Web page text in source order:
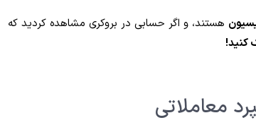
هستند، و اگر حسابی در بروکری مشاهده کردید که
کنید!
معاملاتی